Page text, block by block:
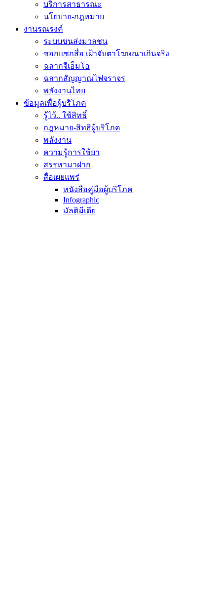
บริการสาธารณะ
นโยบาย-กฎหมาย
งานรณรงค์
ระบบขนส่งมวลชน
ซอกแซกสื่อ เฝ้าจับตาโฆษณาเกินจริง
ฉลากจีเอ็มโอ
ฉลากสัญญาณไฟจราจร
พลังงานไทย
ข้อมูลเพื่อผู้บริโภค
รู้ไว้.. ใช้สิทธิ์
กฎหมาย-สิทธิผู้บริโภค
พลังงาน
ความรู้การใช้ยา
สรรหามาฝาก
สื่อเผยแพร่
หนังสือคู่มือผู้บริโภค
Infographic
มัลติมีเดีย